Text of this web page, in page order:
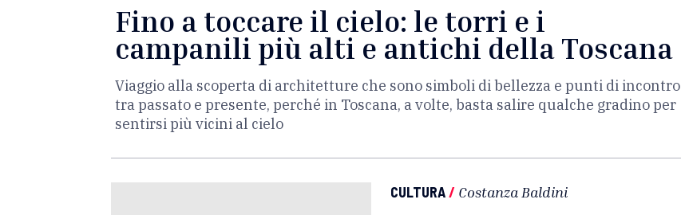
Fino a toccare il cielo: le torri e i
campanili più alti e antichi della Toscana
Viaggio alla scoperta di architetture che sono simboli di bellezza e punti di incontro
tra passato e presente, perché in Toscana, a volte, basta salire qualche gradino per
sentirsi più vicini al cielo
CULTURA/ Costanza Baldini